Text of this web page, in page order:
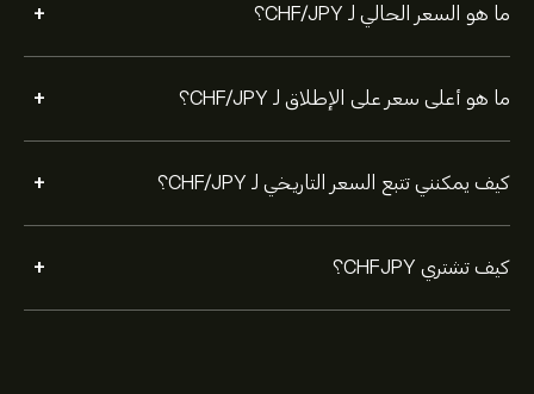
ما هو السعر الحالي لـ CHF/JPY؟ +
ما هو أعلى سعر على الإطلاق لـ CHF/JPY؟ +
كيف يمكنني تتبع السعر التاريخي لـ CHF/JPY؟ +
كيف تشتري CHFJPY؟ +